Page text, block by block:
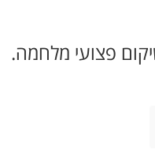
פצועי מלחמה.